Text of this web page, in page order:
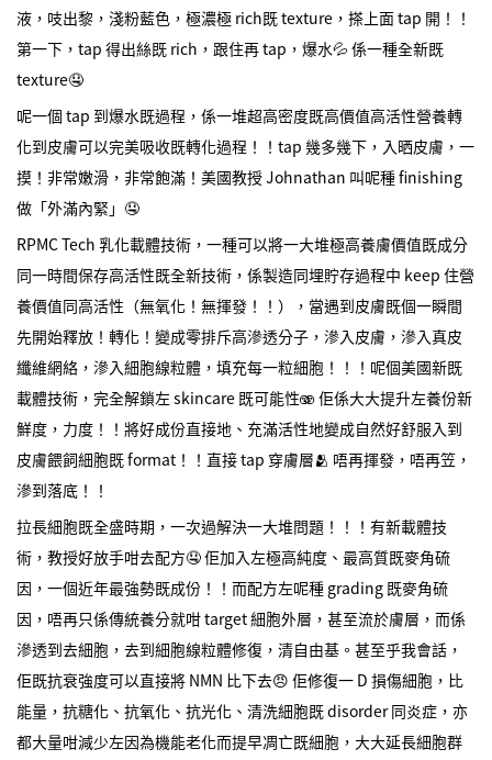
液，吱出黎，淺粉藍色，極濃極 rich既 texture，搽上面 tap 開！！
第一下，tap 得出絲既 rich，跟住再 tap，爆水💦 係一種全新既
texture🤤
呢一個 tap 到爆水既過程，係一堆超高密度既高價值高活性營養轉
化到皮膚可以完美吸收既轉化過程！！tap 幾多幾下，入晒皮膚，一
摸！非常嫩滑，非常飽滿！美國教授 Johnathan 叫呢種 finishing
做「外滿內緊」🤤
RPMC Tech 乳化載體技術，一種可以將一大堆極高養膚價值既成分
同一時間保存高活性既全新技術，係製造同埋貯存過程中 keep 住營
養價值同高活性（無氧化！無揮發！！），當遇到皮膚既個一瞬間
先開始釋放！轉化！變成零排斥高滲透分子，滲入皮膚，滲入真皮
纖維網絡，滲入細胞線粒體，填充每一粒細胞！！！呢個美國新既
載體技術，完全解鎖左 skincare 既可能性🫨 佢係大大提升左養份新
鮮度，力度！！將好成份直接地、充滿活性地變成自然好舒服入到
皮膚餵飼細胞既 format！！直接 tap 穿膚層🫂 唔再揮發，唔再笠，
滲到落底！！
拉長細胞既全盛時期，一次過解決一大堆問題！！！有新載體技
術，教授好放手咁去配方🤤 佢加入左極高純度、最高質既麥角硫
因，一個近年最強勢既成份！！而配方左呢種 grading 既麥角硫
因，唔再只係傳統養分就咁 target 細胞外層，甚至流於膚層，而係
滲透到去細胞，去到細胞線粒體修復，清自由基。甚至乎我會話，
佢既抗衰強度可以直接將 NMN 比下去😠 佢修復一 D 損傷細胞，比
能量，抗糖化、抗氧化、抗光化、清洗細胞既 disorder 同炎症，亦
都大量咁減少左因為機能老化而提早凋亡既細胞，大大延長細胞群